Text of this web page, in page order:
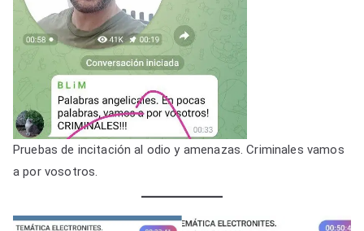
Pruebas de incitación al odio y amenazas. Criminales vamos
a por vosotros.